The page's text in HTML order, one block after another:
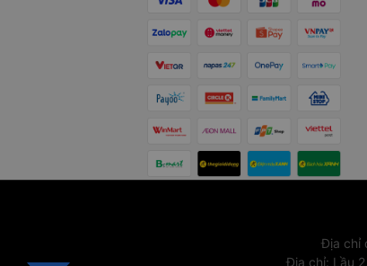
Địa chỉ
Địa chỉ: Lầu